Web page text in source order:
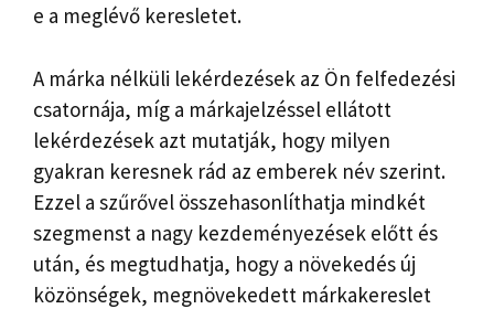
e a meglévő keresletet.
A márka nélküli lekérdezések az Ön felfedezési
csatornája, míg a márkajelzéssel ellátott
lekérdezések azt mutatják, hogy milyen
gyakran keresnek rád az emberek név szerint.
Ezzel a szűrővel összehasonlíthatja mindkét
szegmenst a nagy kezdeményezések előtt és
után, és megtudhatja, hogy a növekedés új
közönségek, megnövekedett márkakereslet